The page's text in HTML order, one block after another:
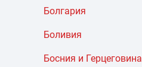
Болгария
Боливия
Босния и Герцеговина